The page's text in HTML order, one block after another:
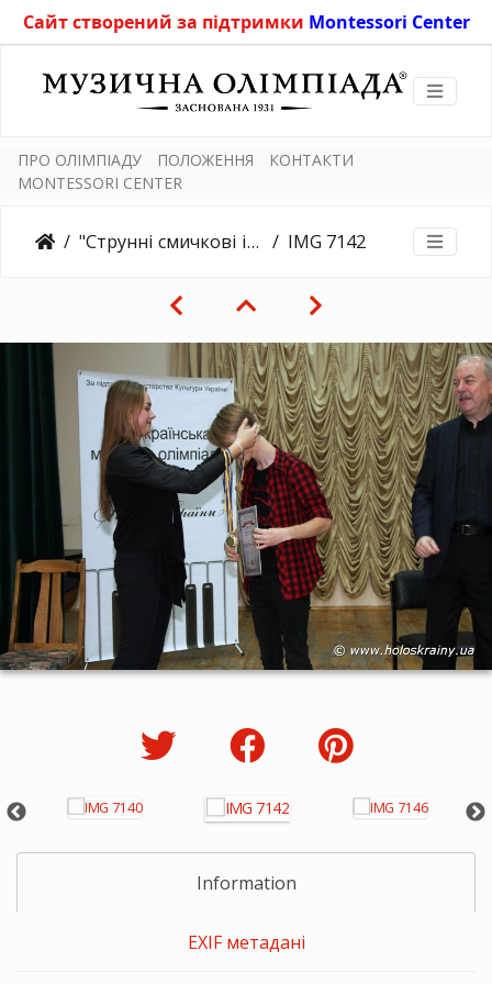
Сайт створений за підтримки Montessori Center
ПРО ОЛІМПІАДУ ПОЛОЖЕННЯ
КОНТАКТИ
MONTESSORI CENTER
"Струнні смичкові інструменти. Інструментальні ансамблі та оркестри" та "Народні інструменти" 2.11.2018 IMG 7142
Information
EXIF метадані